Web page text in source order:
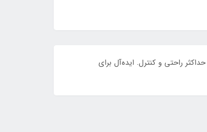
برای حداکثر راحتی و کنترل. ایده‌آل برای